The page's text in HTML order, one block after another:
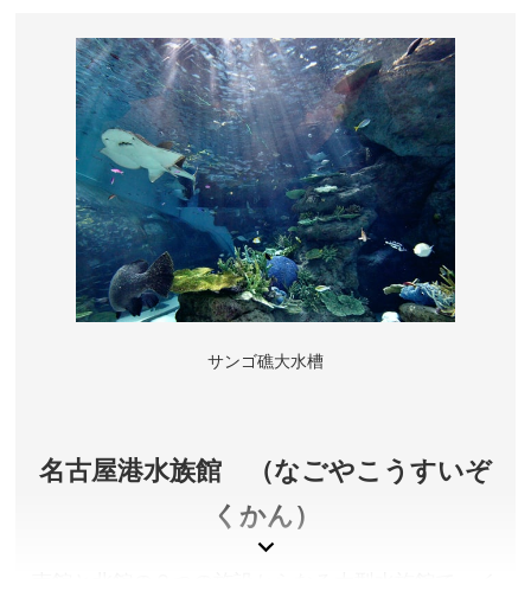
サンゴ礁大水槽
名古屋港水族館 （なごやこうすいぞ
くかん）